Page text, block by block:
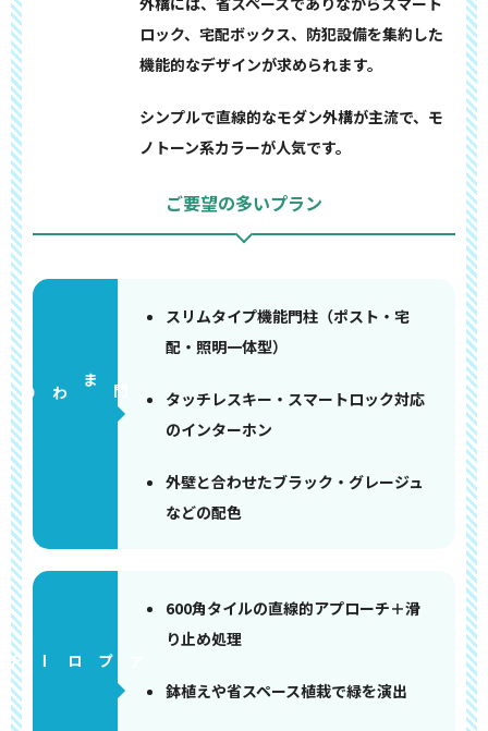
ロック、宅配ボックス、防犯設備を集約した
機能的なデザインが求められます。
シンプルで直線的なモダン外構が主流で、モ
ノトーン系カラーが人気です。
ご要望の多いプラン
門まわり
スリムタイプ機能門柱（ポスト・宅
配・照明一体型）
タッチレスキー・スマートロック対応
のインターホン
外壁と合わせたブラック・グレージュ
などの配色
アプローチ
600角タイルの直線的アプローチ＋滑
り止め処理
鉢植えや省スペース植栽で緑を演出